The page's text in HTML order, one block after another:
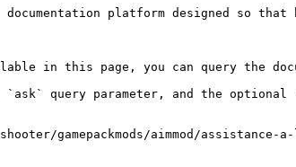
platform designed so that
in this page, you can query the
`ask` query parameter, and the
gamepackmods/aimmod/assistance-a-